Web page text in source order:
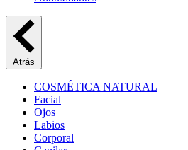
Atrás
COSMÉTICA NATURAL
Facial
Ojos
Labios
Corporal